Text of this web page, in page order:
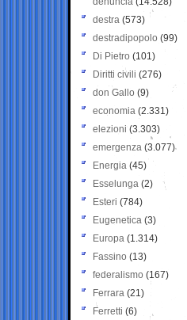
destra (573)
destradipopolo (99)
Di Pietro (101)
Diritti civili (276)
don Gallo (9)
economia (2.331)
elezioni (3.303)
emergenza (3.077)
Energia (45)
Esselunga (2)
Esteri (784)
Eugenetica (3)
Europa (1.314)
Fassino (13)
federalismo (167)
Ferrara (21)
Ferretti (6)